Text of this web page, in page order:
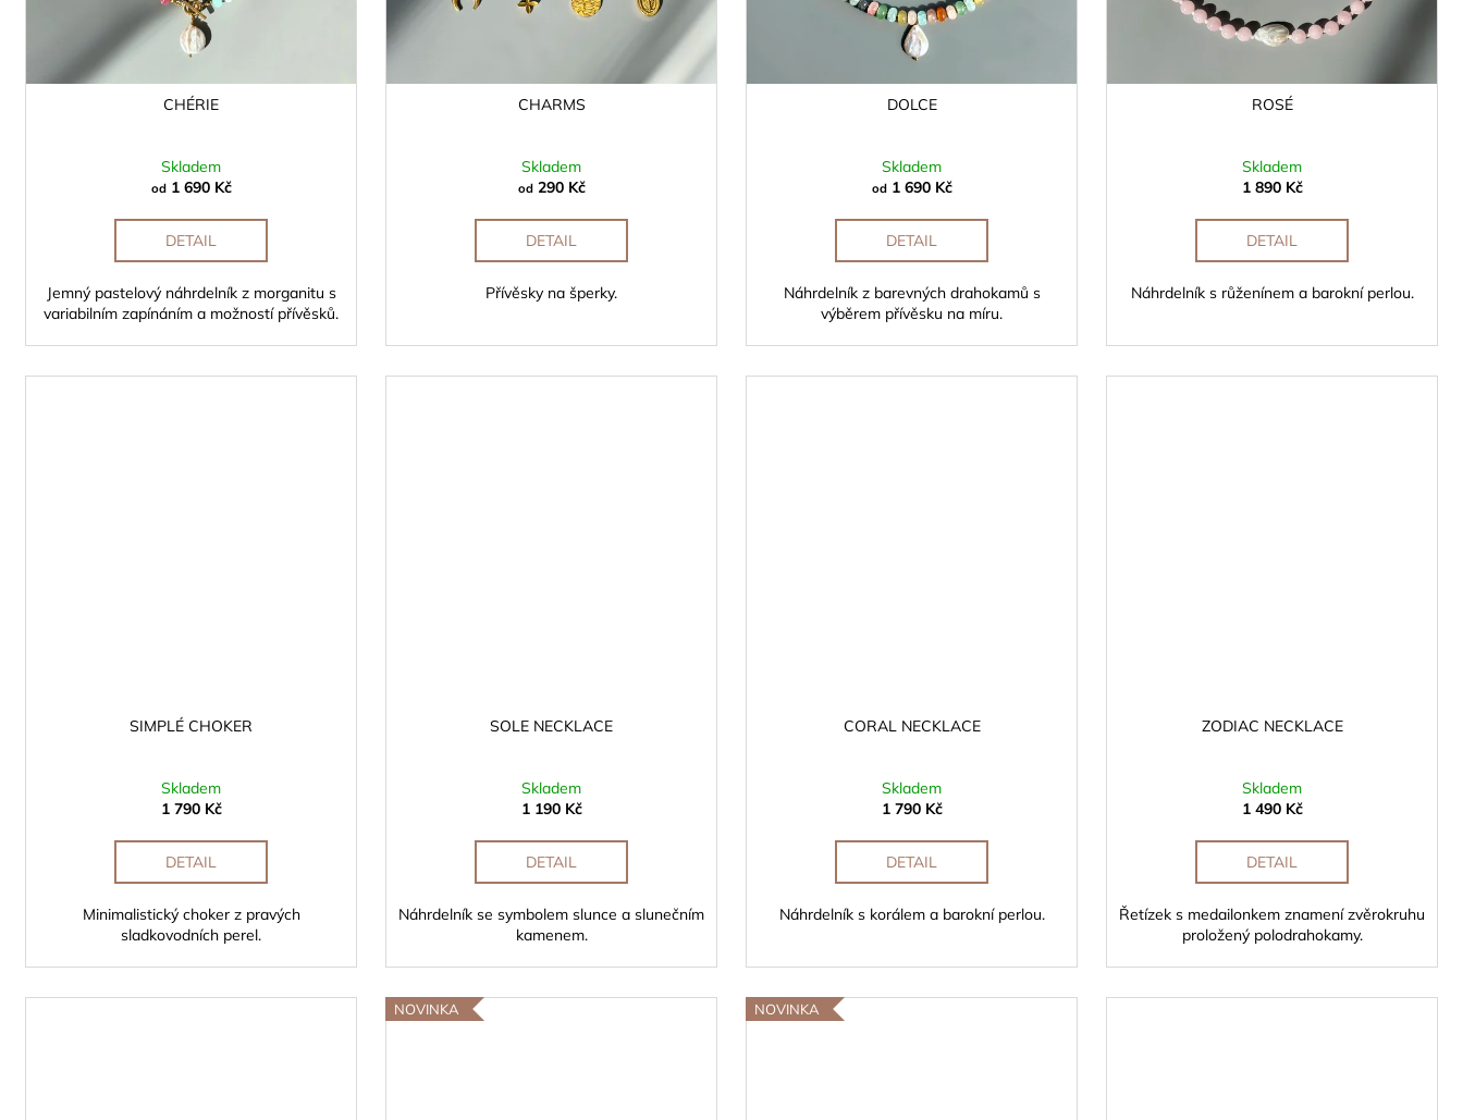
ů
CHÉRIE
Skladem
od1 690 Kč
DETAIL
Jemný pastelový náhrdelník z morganitu s
variabilním zapínáním a možností přívěsků.
CHARMS
Skladem
od290 Kč
DETAIL
Přívěsky na šperky.
DOLCE
Skladem
od1 690 Kč
DETAIL
Náhrdelník z barevných drahokamů s
výběrem přívěsku na míru.
ROSÉ
Skladem
1 890 Kč
DETAIL
Náhrdelník s růženínem a barokní perlou.
SIMPLÉ CHOKER
Skladem
1 790 Kč
DETAIL
Minimalistický choker z pravých
sladkovodních perel.
SOLE NECKLACE
Skladem
1 190 Kč
DETAIL
Náhrdelník se symbolem slunce a slunečním
kamenem.
CORAL NECKLACE
Skladem
1 790 Kč
DETAIL
Náhrdelník s korálem a barokní perlou.
ZODIAC NECKLACE
Skladem
1 490 Kč
DETAIL
Řetízek s medailonkem znamení zvěrokruhu
proložený polodrahokamy.
NOVINKA NOVINKA